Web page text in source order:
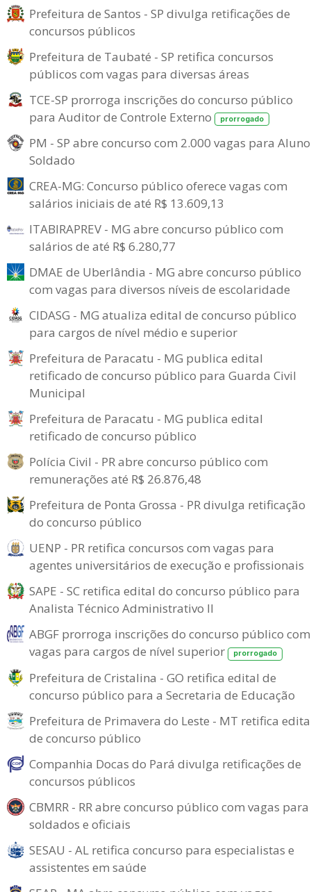
Prefeitura de Santos - SP divulga retificações de
concursos públicos
Prefeitura de Taubaté - SP retifica concursos
públicos com vagas para diversas áreas
TCE-SP prorroga inscrições do concurso público
para Auditor de Controle Externo
prorrogado
PM - SP abre concurso com 2.000 vagas para
Soldado
CREA-MG: Concurso público oferece vagas com
salários iniciais de até R$ 13.609,13
ITABIRAPREV - MG abre concurso público com
salários de até R$ 6.280,77
DMAE de Uberlândia - MG abre concurso público
com vagas para diversos níveis de escolaridade
CIDASG - MG atualiza edital de concurso público
para cargos de nível médio e superior
Prefeitura de Paracatu - MG publica edital
retificado de concurso público para Guarda Civil
Municipal
Prefeitura de Paracatu - MG publica edital
retificado de concurso público
Polícia Civil - PR abre concurso público com
remunerações até R$ 26.876,48
Prefeitura de Ponta Grossa - PR divulga retificação
do concurso público
UENP - PR retifica concursos com vagas para
agentes universitários de execução e profissionais
SAPE - SC retifica edital do concurso público para
Analista Técnico Administrativo II
ABGF prorroga inscrições do concurso público com
vagas para cargos de nível superior
prorrogado
Prefeitura de Cristalina - GO retifica edital de
concurso público para a Secretaria de Educação
Prefeitura de Primavera do Leste - MT retifica
de concurso público
Companhia Docas do Pará divulga retificações de
concursos públicos
CBMRR - RR abre concurso público com vagas para
soldados e oficiais
SESAU - AL retifica concurso para especialistas e
assistentes em saúde